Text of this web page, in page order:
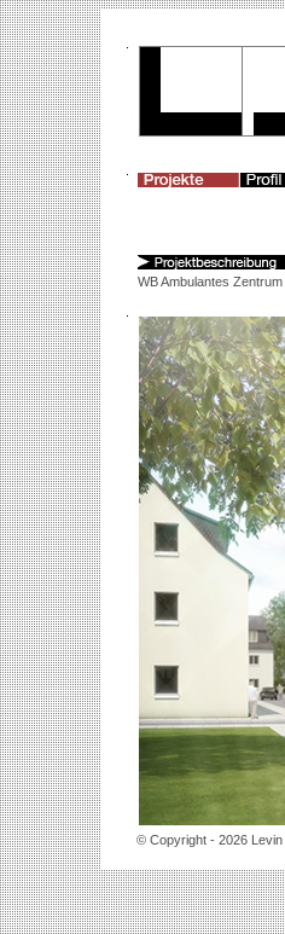
WB Ambulantes
© Copyright - 2026